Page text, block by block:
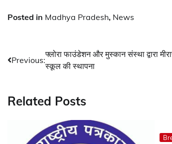
Posted in Madhya Pradesh, News
Post
navigation
Previous:
फ्लोरा फाउंडेशन और मुस्कान संस्था द्वारा
स्कूल की स्थापना
Related Posts